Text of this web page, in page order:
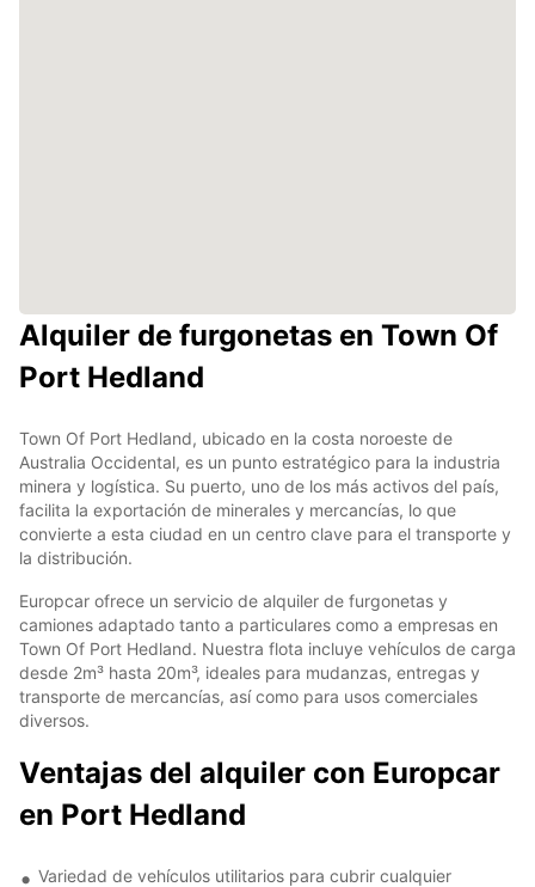
Alquiler de furgonetas en Town Of
Port Hedland
Town Of Port Hedland, ubicado en la costa noroeste de
Australia Occidental, es un punto estratégico para la industria
minera y logística. Su puerto, uno de los más activos del país,
facilita la exportación de minerales y mercancías, lo que
convierte a esta ciudad en un centro clave para el transporte y
la distribución.
Europcar ofrece un servicio de alquiler de furgonetas y
camiones adaptado tanto a particulares como a empresas en
Town Of Port Hedland. Nuestra flota incluye vehículos de carga
desde 2m³ hasta 20m³, ideales para mudanzas, entregas y
transporte de mercancías, así como para usos comerciales
diversos.
Ventajas del alquiler con Europcar
en Port Hedland
Variedad de vehículos utilitarios para cubrir cualquier